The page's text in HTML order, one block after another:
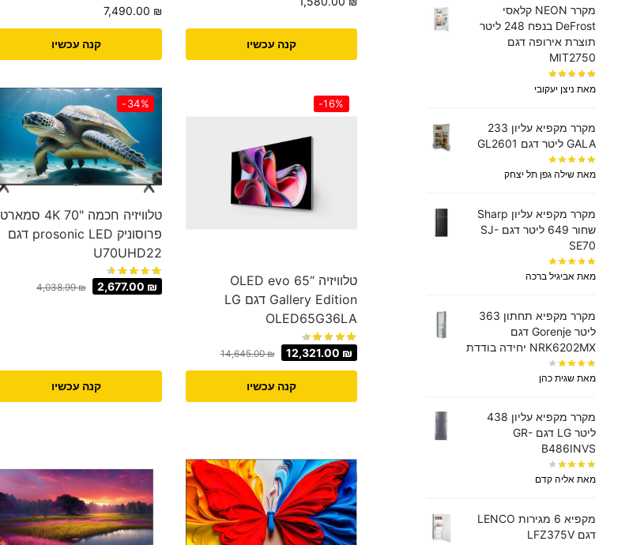
קנה עכשיו
7,490.00 ₪
קנה עכשיו
-16%
טלוויזיה “65 OLED evo
Gallery Edition דגם LG
OLED65G36LA
14,645.00₪ 12,321.00 ₪
קנה עכשיו
-34%
טלוויזיה חכמה "70 4K סמארט
פרוסוניק prosonic LED דגם
U70UHD22
4,038.99₪ 2,677.00 ₪
קנה עכשיו
מקרר NEON קלאסי
DeFrost בנפח 248 ליטר
תוצרת אירופה דגם
MIT2750
מאת ניצן יעקובי
מקרר מקפיא עליון 233
GALA ליטר דגם GL2601
מאת שילה גפן תל יצחק
מקרר מקפיא עליון Sharp
שחור 649 ליטר דגם SJ-
SE70
מאת אביגיל ברכה
מקרר ‏מקפיא תחתון 363
‏ליטר Gorenje דגם
NRK6202MX יחידה בודדת
מאת שגית כהן
מקרר מקפיא עליון 438
‏ליטר LG דגם GR-
B486INVS
מאת אליה קדם
מקפיא 6 מגירות LENCO
דגם LFZ375V